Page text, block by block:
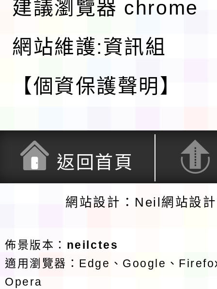
建議瀏覽器 chrome
網站維護:資訊組
【個資保護聲明】
返回首頁
網站設計：Neil網站設
佈景版本： neilctes
適用瀏覽器：Edge、Google、
Opera